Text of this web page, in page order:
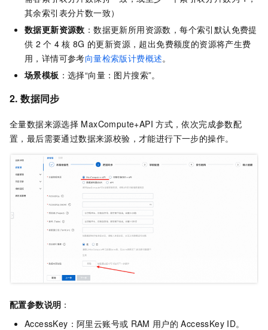
其余索引表分片数一致）
数据更新资源数 ：数据更新所用资源数，每个索引默认免费提
供 2 个 4 核 8G 的更新资源，超出免费额度的资源将产生费
用，详情可参考向量检索版计费概述。
场景模板 ：选择“向量：图片搜索”。
2. 数据同步
全量数据来源选择 MaxCompute+API 方式，依次完成参数配
置，最后需要通过数据来源校验，才能进行下一步的操作。
配置参数说明 ：
AccessKey：阿里云账号或 RAM 用户的 AccessKey ID。